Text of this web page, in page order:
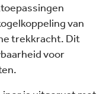
van
trekkracht. Dit
voor